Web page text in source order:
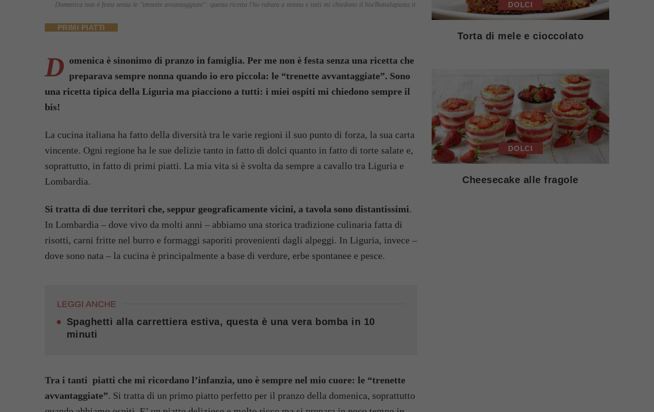
Domenica non è festa senza le "trenette avvantaggiate": questa ricetta l'ho rubata a nonna e tutti mi chiedono il bis/Buttalapasta.it
PRIMI PIATTI
D omenica è sinonimo di pranzo in famiglia. Per me non è festa senza una ricetta che
preparava sempre nonna quando io ero piccola: le “trenette avvantaggiate”. Sono
una ricetta tipica della Liguria ma piacciono a tutti: i miei ospiti mi chiedono sempre il
bis!
La cucina italiana ha fatto della diversità tra le varie regioni il suo punto di forza, la sua carta
vincente. Ogni regione ha le sue delizie tanto in fatto di dolci quanto in fatto di torte salate e,
soprattutto, in fatto di primi piatti. La mia vita si è svolta da sempre a cavallo tra Liguria e
Lombardia.
Si tratta di due territori che, seppur geograficamente vicini, a tavola sono distantissimi.
In Lombardia – dove vivo da molti anni – abbiamo una storica tradizione culinaria fatta di
risotti, carni fritte nel burro e formaggi saporiti provenienti dagli alpeggi. In Liguria, invece –
dove sono nata – la cucina è principalmente a base di verdure, erbe spontanee e pesce.
LEGGI ANCHE
Spaghetti alla carrettiera estiva, questa è una vera bomba in 10
minuti
Tra i tanti piatti che mi ricordano l’infanzia, uno è sempre nel mio cuore: le “trenette
avvantaggiate”. Si tratta di un primo piatto perfetto per il pranzo della domenica, soprattutto
DOLCI
Torta di mele e cioccolato
DOLCI
Cheesecake alle fragole